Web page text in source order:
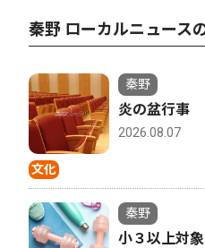
秦野 ローカルニュース
文化
秦野
炎の盆行事
2026.08.07
秦野
小３以上対